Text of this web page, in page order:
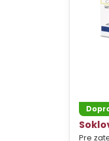
Pre